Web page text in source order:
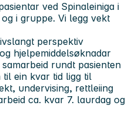
ved Spinaleiniga i
i gruppe. Vi legg vekt
perspektiv
hjelpemiddelsøknadar
rundt pasienten
til ein kvar tid ligg til
undervising, rettleiing
ca. kvar 7. laurdag og